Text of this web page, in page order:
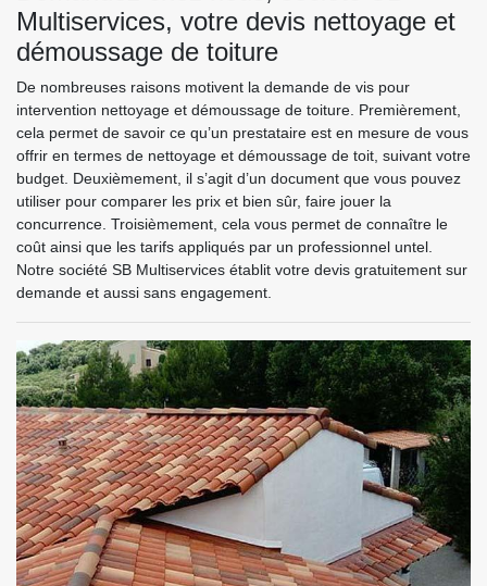
Multiservices, votre devis nettoyage et
démoussage de toiture
De nombreuses raisons motivent la demande de vis pour
intervention nettoyage et démoussage de toiture. Premièrement,
cela permet de savoir ce qu’un prestataire est en mesure de vous
offrir en termes de nettoyage et démoussage de toit, suivant votre
budget. Deuxièmement, il s’agit d’un document que vous pouvez
utiliser pour comparer les prix et bien sûr, faire jouer la
concurrence. Troisièmement, cela vous permet de connaître le
coût ainsi que les tarifs appliqués par un professionnel untel.
Notre société SB Multiservices établit votre devis gratuitement sur
demande et aussi sans engagement.